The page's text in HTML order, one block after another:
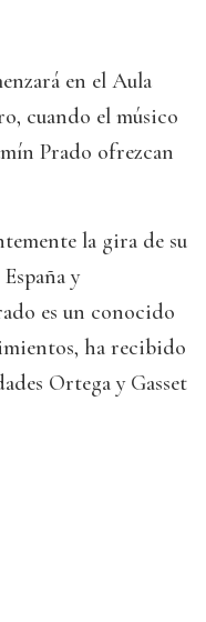
en el Aula
cuando el músico
Prado ofrezcan
la gira de su
y
es un conocido
ha recibido
Ortega y Gasset